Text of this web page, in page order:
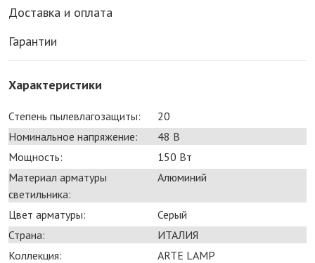
Доставка и оплата
Гарантии
Характеристики
Степень пылевлагозащиты:
20
Номинальное напряжение:
48 В
Мощность:
150 Bт
Материал арматуры
светильника:
Алюминий
Цвет арматуры:
Серый
Страна:
ИТАЛИЯ
Коллекция:
ARTE LAMP